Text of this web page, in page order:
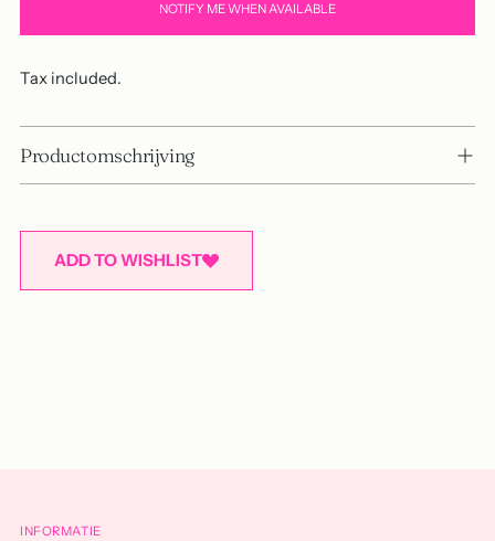
NOTIFY ME WHEN AVAILABLE
Tax included.
Productomschrijving
ADD TO WISHLIST
INFORMATIE